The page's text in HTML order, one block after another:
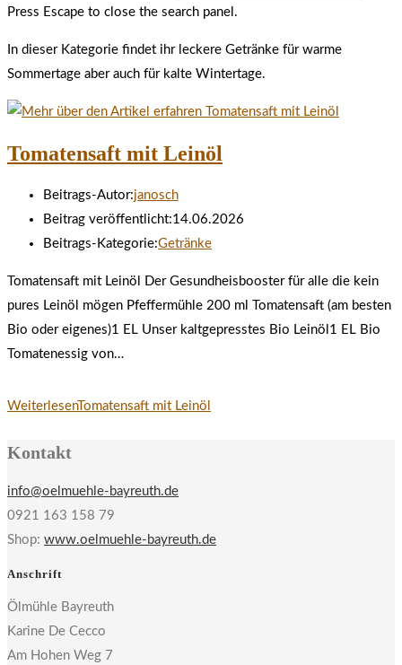
Press Escape to close the search panel.
In dieser Kategorie findet ihr leckere Getränke für warme
Sommertage aber auch für kalte Wintertage.
Tomatensaft mit Leinöl
Beitrags-Autor:janosch
Beitrag veröffentlicht:14.06.2026
Beitrags-Kategorie:Getränke
Tomatensaft mit Leinöl Der Gesundheisbooster für alle die kein
pures Leinöl mögen Pfeffermühle 200 ml Tomatensaft (am besten
Bio oder eigenes)1 EL Unser kaltgepresstes Bio Leinöl1 EL Bio
Tomatenessig von…
WeiterlesenTomatensaft mit Leinöl
Kontakt
info@oelmuehle-bayreuth.de
0921 163 158 79
Shop: www.oelmuehle-bayreuth.de
Anschrift
Ölmühle Bayreuth
Karine De Cecco
Am Hohen Weg 7